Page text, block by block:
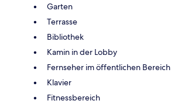
Garten
Terrasse
Bibliothek
Kamin in der Lobby
Fernseher im öffentlichen Bereich
Klavier
Fitnessbereich